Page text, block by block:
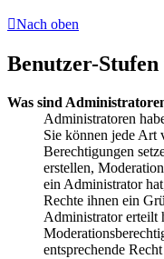
Nach oben
Benutzer-
Was sind
Administratoren
Sie können jede Art
Berechtigungen
erstellen,
ein Administrator
Rechte ihnen ein
Administrator erteilt
entsprechende